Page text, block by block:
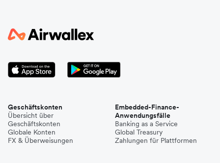
Geschäftskonten
Übersicht über
Geschäftskonten
Globale Konten
FX & Überweisungen
Embedded-Finance-
Anwendungsfälle
Banking as a Service
Global Treasury
Zahlungen für Plattformen